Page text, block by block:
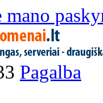
Pagalba